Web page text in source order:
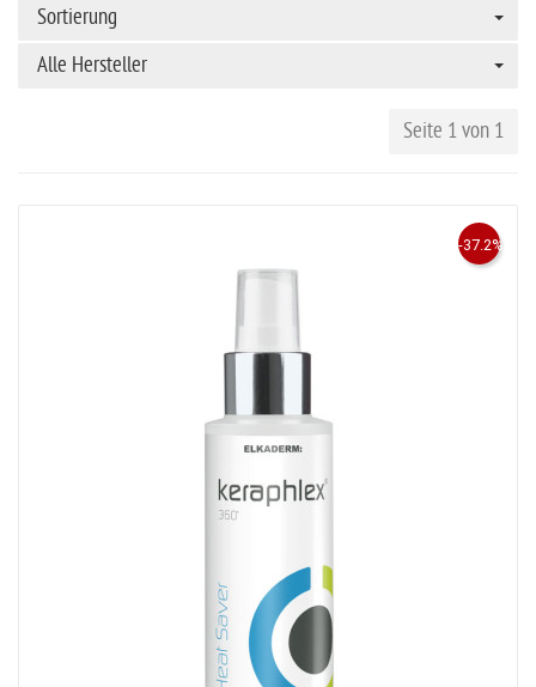
Sortierung
Alle Hersteller
Seite 1 von 1
-37.2%